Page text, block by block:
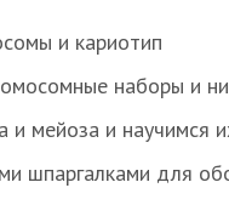
и кариотип
наборы и
мейоза и научимся
шпаргалками для